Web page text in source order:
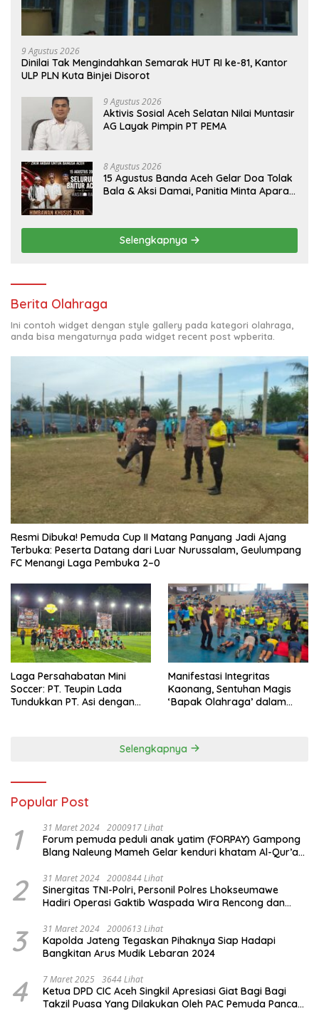
9 Agustus 2026
Dinilai Tak Mengindahkan Semarak HUT RI ke-81, Kantor
ULP PLN Kuta Binjei Disorot
9 Agustus 2026
Aktivis Sosial Aceh Selatan Nilai Muntasir
AG Layak Pimpin PT PEMA
8 Agustus 2026
15 Agustus Banda Aceh Gelar Doa Tolak
Bala & Aksi Damai, Panitia Minta Aparat
Selengkapnya
Berita Olahraga
Ini contoh widget dengan style gallery pada kategori olahraga,
anda bisa mengaturnya pada widget recent post wpberita.
Resmi Dibuka! Pemuda Cup II Matang Panyang Jadi Ajang
Terbuka: Peserta Datang dari Luar Nurussalam, Geulumpang
FC Menangi Laga Pembuka 2–0
Laga Persahabatan Mini
Soccer: PT. Teupin Lada
Tundukkan PT. Asi dengan
Manifestasi Integritas
Kaonang, Sentuhan Magis
‘Bapak Olahraga’ dalam
Selengkapnya
Popular Post
1 31 Maret 2024 2000917 Lihat
Forum pemuda peduli anak yatim (FORPAY) Gampong
Blang Naleung Mameh Gelar kenduri khatam Al-Qur’an
2 31 Maret 2024 2000844 Lihat
Sinergitas TNI-Polri, Personil Polres Lhokseumawe
Hadiri Operasi Gaktib Waspada Wira Rencong dan
3 31 Maret 2024 2000613 Lihat
Kapolda Jateng Tegaskan Pihaknya Siap Hadapi
Bangkitan Arus Mudik Lebaran 2024
4 7 Maret 2025 3644 Lihat
Ketua DPD CIC Aceh Singkil Apresiasi Giat Bagi Bagi
Takzil Puasa Yang Dilakukan Oleh PAC Pemuda Panca